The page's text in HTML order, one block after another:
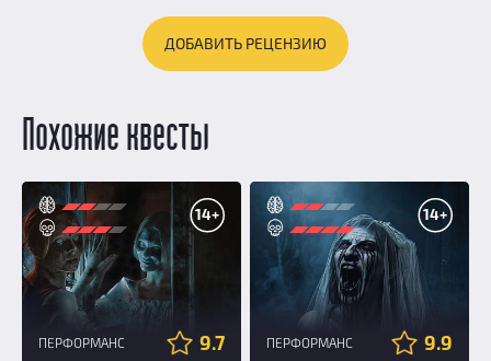
ДОБАВИТЬ РЕЦЕНЗИЮ
Похожие квесты
14+
ПЕРФОРМАНС 9.7
14+
ПЕРФОРМАНС 9.9